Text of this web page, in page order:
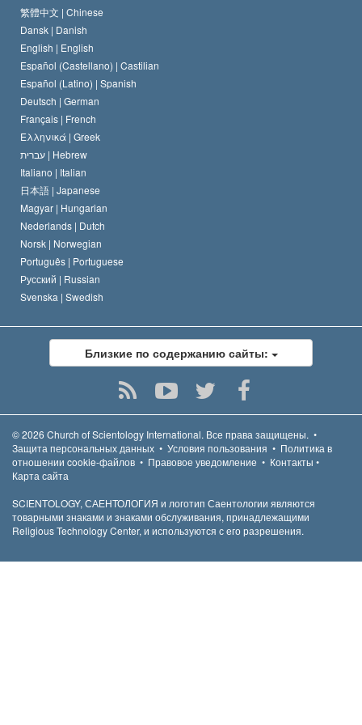
Кредо Церкви Саентологии
Кодекс саентолога
Дэвид Мицкевич
Международные стандарты в области прав человека
Декларация о религии
繁體中文 | Chinese
Dansk | Danish
English | English
Español (Castellano) | Castilian
Español (Latino) | Spanish
Deutsch | German
Français | French
Ελληνικά | Greek
עברית | Hebrew
Italiano | Italian
日本語 | Japanese
Magyar | Hungarian
Nederlands | Dutch
Norsk | Norwegian
Português | Portuguese
Русский | Russian
Svenska | Swedish
Близкие по содержанию сайты:
© 2026 Church of Scientology International. Все права защищены. •
Защита персональных данных • Условия пользования • Политика в
отношении cookie-файлов • Правовое уведомление • Контакты •
Карта сайта
SCIENTOLOGY, САЕНТОЛОГИЯ и логотип Саентологии являются
товарными знаками и знаками обслуживания, принадлежащими
Religious Technology Center, и используются с его разрешения.